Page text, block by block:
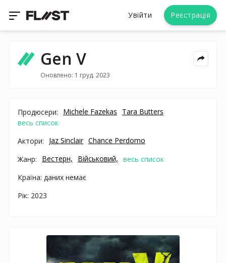
Увійти Реєстрація
Gen V
Оновлено: 1 груд. 2023
Продюсери: Michele Fazekas
Tara Butters
весь список
Актори:
Jaz Sinclair Chance Perdomo
Жанр:
Вестерн, Військовий, весь список
Країна: даних немає
Рік: 2023